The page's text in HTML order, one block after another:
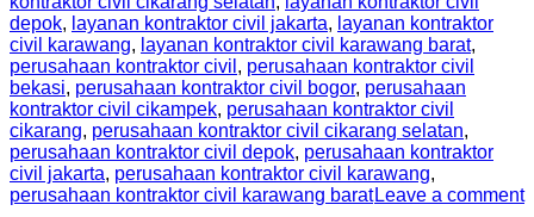
depok, layanan kontraktor civil jakarta, layanan kontraktor
civil karawang, layanan kontraktor civil karawang barat,
perusahaan kontraktor civil , perusahaan kontraktor civil
bekasi, perusahaan kontraktor civil bogor, perusahaan
kontraktor civil cikampek, perusahaan kontraktor civil
cikarang, perusahaan kontraktor civil cikarang selatan,
perusahaan kontraktor civil depok, perusahaan kontraktor
civil jakarta, perusahaan kontraktor civil karawang,
perusahaan kontraktor civil karawang barat Leave a comment